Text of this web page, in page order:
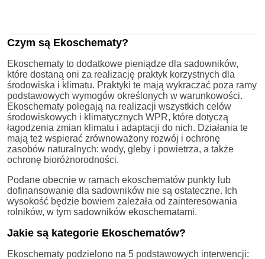
Czym są Ekoschematy?
Ekoschematy to dodatkowe pieniądze dla sadowników,
które dostaną oni za realizację praktyk korzystnych dla
środowiska i klimatu. Praktyki te mają wykraczać poza ramy
podstawowych wymogów określonych w warunkowości.
Ekoschematy polegają na realizacji wszystkich celów
środowiskowych i klimatycznych WPR, które dotyczą
łagodzenia zmian klimatu i adaptacji do nich. Działania te
mają też wspierać zrównoważony rozwój i ochronę
zasobów naturalnych: wody, gleby i powietrza, a także
ochronę bioróżnorodności.
Podane obecnie w ramach ekoschematów punkty lub
dofinansowanie dla sadowników nie są ostateczne. Ich
wysokość będzie bowiem zależała od zainteresowania
rolników, w tym sadowników ekoschematami.
Jakie są kategorie Ekoschematów?
Ekoschematy podzielono na 5 podstawowych interwencji: